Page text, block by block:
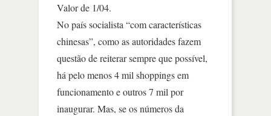
Valor de 1/04.
No país socialista “com características
chinesas”, como as autoridades fazem
questão de reiterar sempre que possível,
há pelo menos 4 mil shoppings em
funcionamento e outros 7 mil por
inaugurar. Mas, se os números da